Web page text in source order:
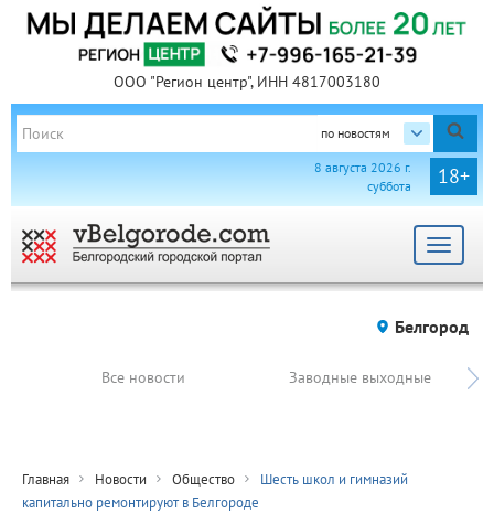
ООО "Регион центр", ИНН 4817003180
по новостям
18+
8 августа 2026 г.
суббота
Toggle
Белгород
Все новости Заводные выходные
Главная Новости Общество
Шесть школ и гимназий
капитально ремонтируют в Белгороде